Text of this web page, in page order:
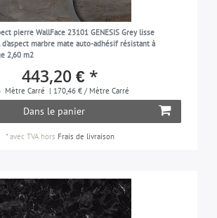
pierre WallFace 23101 GENESIS Grey lisse
marbre mate auto-adhésif résistant à
2,60 m2
443,20 € *
Mètre Carré | 170,46 € / Mètre Carré
Dans le panier
*avec TVAhors Frais de livraison